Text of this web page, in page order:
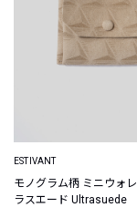
ESTIVANT
モノグラム柄 ミニウォ
ラスエード Ultrasuede